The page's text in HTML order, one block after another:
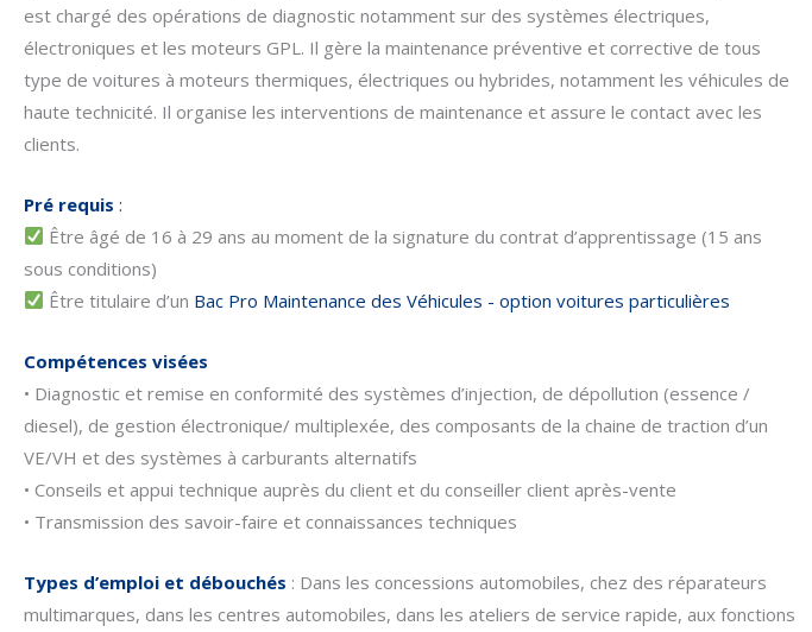
est chargé des opérations de diagnostic notamment sur des systèmes électriques,
électroniques et les moteurs GPL. Il gère la maintenance préventive et corrective de tous
type de voitures à moteurs thermiques, électriques ou hybrides, notamment les véhicules de
haute technicité. Il organise les interventions de maintenance et assure le contact avec les
clients.
Pré requis :
Être âgé de 16 à 29 ans au moment de la signature du contrat d’apprentissage (15 ans
sous conditions)
Être titulaire d’un Bac Pro Maintenance des Véhicules - option voitures particulières
Compétences visées
• Diagnostic et remise en conformité des systèmes d’injection, de dépollution (essence /
diesel), de gestion électronique/ multiplexée, des composants de la chaine de traction d’un
VE/VH et des systèmes à carburants alternatifs
• Conseils et appui technique auprès du client et du conseiller client après-vente
• Transmission des savoir-faire et connaissances techniques
Types d’emploi et débouchés : Dans les concessions automobiles, chez des réparateurs
multimarques, dans les centres automobiles, dans les ateliers de service rapide, aux fonctions